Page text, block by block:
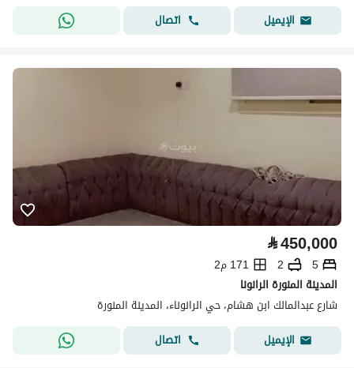
الإيميل
اتصال
⃁450,000
5
2
171 م2
المدينة المنورة الرانونا
شارع عبدالمالك ابن هشام، حي الرانوناء، المدينة المنورة
الإيميل
اتصال